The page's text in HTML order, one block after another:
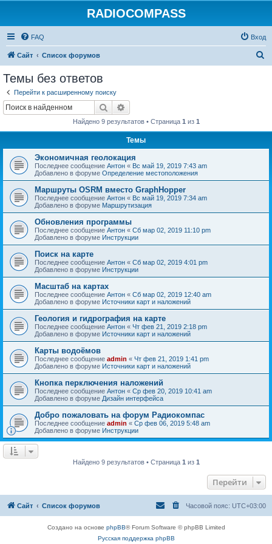
RADIOCOMPASS
FAQ Вход
Сайт Список форумов
Темы без ответов
Перейти к расширенному поиску
Поиск
Найдено 9 результатов • Страница 1 из 1
Темы
Экономичная геолокация
Последнее сообщение Антон « Вс май 19, 2019 7:43 am
Добавлено в форуме Определение местоположения
Маршруты OSRM вместо GraphHopper
Последнее сообщение Антон « Вс май 19, 2019 7:34 am
Добавлено в форуме Маршрутизация
Обновления программы
Последнее сообщение Антон « Сб мар 02, 2019 11:10 pm
Добавлено в форуме Инструкции
Поиск на карте
Последнее сообщение Антон « Сб мар 02, 2019 4:01 pm
Добавлено в форуме Инструкции
Масштаб на картах
Последнее сообщение Антон « Сб мар 02, 2019 12:40 am
Добавлено в форуме Источники карт и наложений
Геология и гидрография на карте
Последнее сообщение Антон « Чт фев 21, 2019 2:18 pm
Добавлено в форуме Источники карт и наложений
Карты водоёмов
Последнее сообщение admin « Чт фев 21, 2019 1:41 pm
Добавлено в форуме Источники карт и наложений
Кнопка перключения наложений
Последнее сообщение Антон « Ср фев 20, 2019 10:41 am
Добавлено в форуме Дизайн интерфейса
Добро пожаловать на форум Радиокомпас
Последнее сообщение admin « Ср фев 06, 2019 5:48 am
Добавлено в форуме Инструкции
Найдено 9 результатов • Страница 1 из 1
Перейти
Сайт Список форумов Часовой пояс: UTC+03:00
Создано на основе phpBB® Forum Software © phpBB Limited
Русская поддержка phpBB